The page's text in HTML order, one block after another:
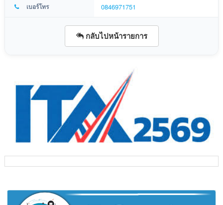
เบอร์โทร 0846971751
กลับไปหน้ารายการ